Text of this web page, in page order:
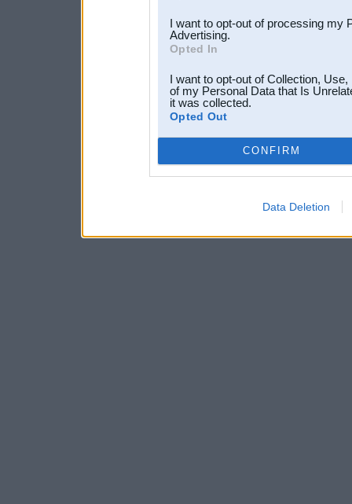
I want to opt-out of processing my
Advertising.
Opted In
I want to opt-out of Collection,
of my Personal Data that Is
it was collected.
Opted Out
CONFIRM
Data Deletion